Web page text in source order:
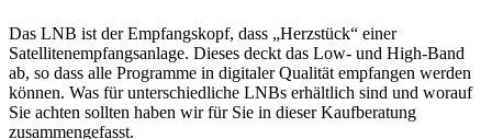
Das LNB ist der Empfangskopf, dass „Herzstück“ einer
Satellitenempfangsanlage. Dieses deckt das Low- und High-Band
ab, so dass alle Programme in digitaler Qualität empfangen werden
können. Was für unterschiedliche LNBs erhältlich sind und worauf
Sie achten sollten haben wir für Sie in dieser Kaufberatung
zusammengefasst.